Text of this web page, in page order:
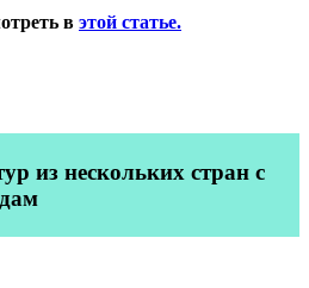
в этой статье.
из нескольких стран с